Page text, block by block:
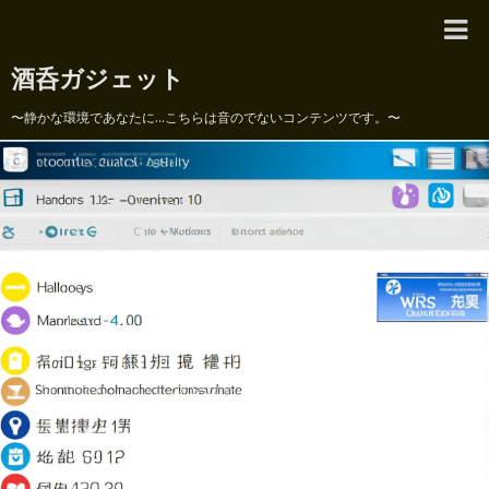
酒呑ガジェット
〜静かな環境であなたに...こちらは音のでないコンテンツです。〜